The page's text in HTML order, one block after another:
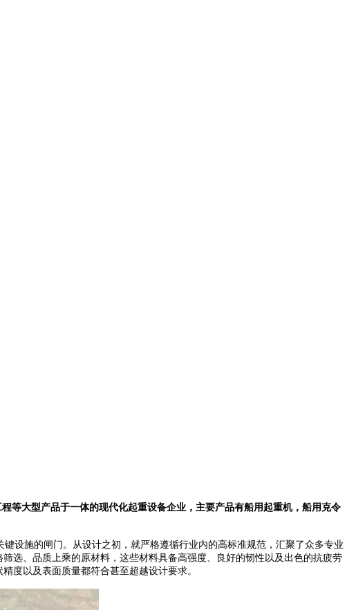
等大型产品于一体的现代化起重设备企业，主要产品有船用起重机，船用克令
设施的闸门。从设计之初，就严格遵循行业内的高标准规范，汇聚了众多专业
选、品质上乘的原材料，这些材料具备高强度、良好的韧性以及出色的抗疲劳
度以及表面质量都符合甚至超越设计要求。